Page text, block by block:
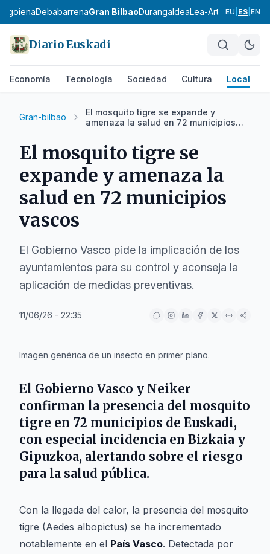
DebabarrenaGran BilbaoDurangaldeaLea-Artibai
EU ES EN
Diario Euskadi
Economía Tecnología Sociedad Cultura Local
Gran-bilbao
El mosquito tigre se expande y
amenaza la salud en 72 municipios
El mosquito tigre se
expande y amenaza la
salud en 72 municipios
vascos
El Gobierno Vasco pide la implicación de los
ayuntamientos para su control y aconseja la
aplicación de medidas preventivas.
11/06/26 - 22:35
Imagen genérica de un insecto en primer plano.
El Gobierno Vasco y Neiker
confirman la presencia del mosquito
tigre en 72 municipios de Euskadi,
con especial incidencia en Bizkaia y
Gipuzkoa, alertando sobre el riesgo
para la salud pública.
Con la llegada del calor, la presencia del mosquito
tigre (Aedes albopictus) se ha incrementado
notablemente en el País Vasco. Detectada por